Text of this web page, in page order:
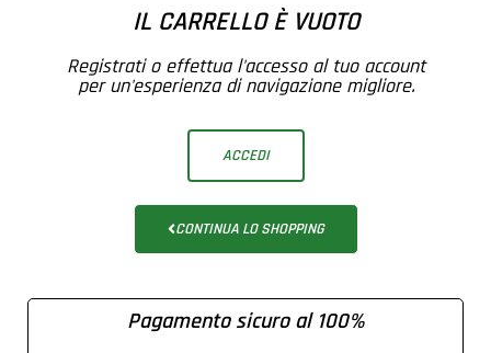
IL CARRELLO È VUOTO
Registrati o effettua l'accesso al tuo account
per un'esperienza di navigazione migliore.
ACCEDI
CONTINUA LO SHOPPING
Pagamento sicuro al 100%